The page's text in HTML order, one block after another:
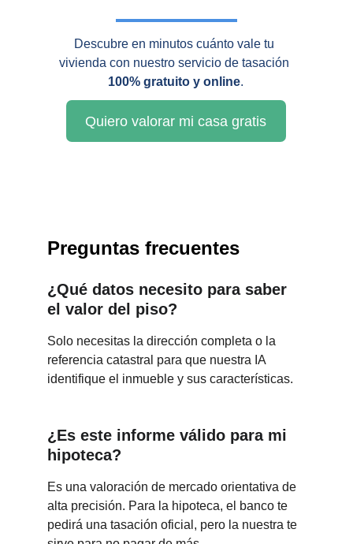
Quiero valorar mi casa gratis
Descubre en minutos cuánto vale tu
vivienda con nuestro servicio de tasación
100% gratuito y online.
Preguntas frecuentes
¿Qué datos necesito para saber
el valor del piso?
Solo necesitas la dirección completa o la
referencia catastral para que nuestra IA
identifique el inmueble y sus características.
¿Es este informe válido para mi
hipoteca?
Es una valoración de mercado orientativa de
alta precisión. Para la hipoteca, el banco te
pedirá una tasación oficial, pero la nuestra te